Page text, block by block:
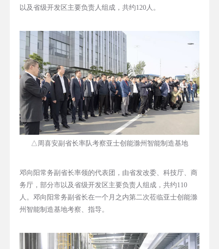
以及省级开发区主要负责人组成，共约120人。
△周喜安副省长率队考察亚士创能滁州智能制造基地
邓向阳常务副省长率领的代表团，由省发改委、科技厅、商
务厅，部分市以及省级开发区主要负责人组成，共约110
人。邓向阳常务副省长在一个月之内第二次莅临亚士创能滁
州智能制造基地考察、指导。